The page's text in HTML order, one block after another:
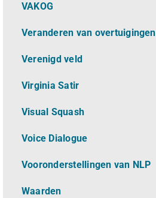
VAKOG
Veranderen van overtuigingen
Verenigd veld
Virginia Satir
Visual Squash
Voice Dialogue
Vooronderstellingen van NLP
Waarden